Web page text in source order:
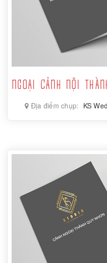
NGOẠI CẢNH NỘI
Địa điểm chụp: KS